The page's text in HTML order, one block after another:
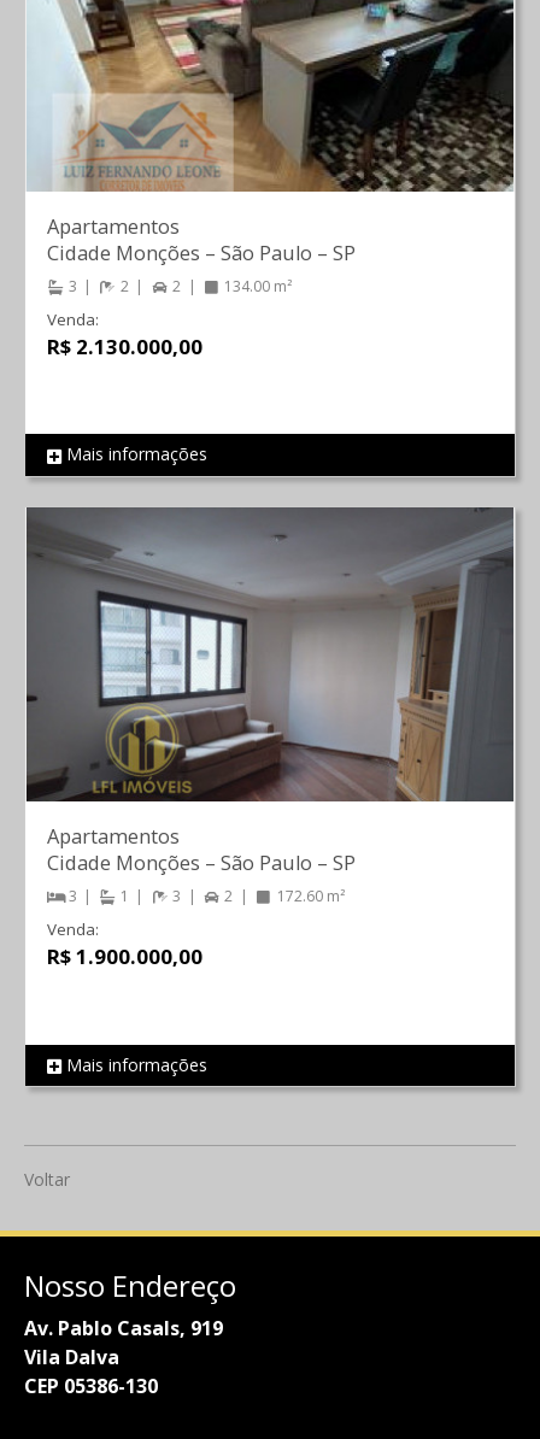
REF 564
Apartamentos
Cidade Monções – São Paulo – SP
3 2 2 134.00 m²
Venda:
R$ 2.130.000,00
Mais informações
REF 725
Apartamentos
Cidade Monções – São Paulo – SP
3 1 3 2 172.60 m²
Venda:
R$ 1.900.000,00
Mais informações
Voltar
Nosso Endereço
Av. Pablo Casals, 919
Vila Dalva
CEP 05386-130